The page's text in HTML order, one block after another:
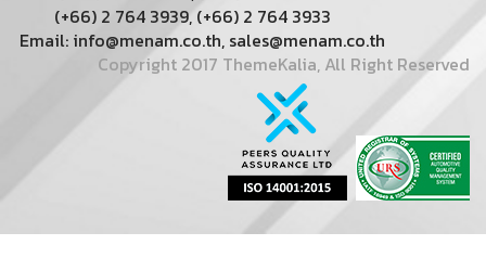
(+66) 2 764 3939, (+66) 2 764 3933
Email: info@menam.co.th, sales@menam.co.th
Copyright 2017 ThemeKalia, All Right Reserved